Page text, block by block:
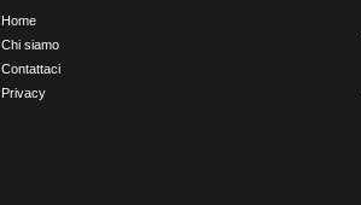
Home
Chi siamo
Contattaci
Privacy